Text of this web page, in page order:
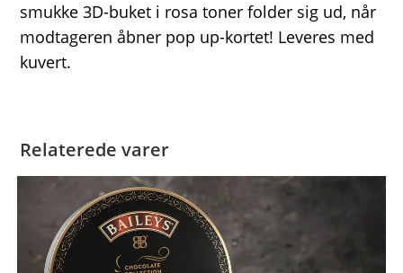
smukke 3D-buket i rosa toner folder sig ud, når
modtageren åbner pop up-kortet! Leveres med
kuvert.
Relaterede varer